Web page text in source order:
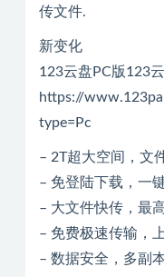
传文件.
新变化
123云盘PC版123
https://
type=Pc
– 2T超大空间，文
– 免登陆下载，一
– 大文件快传，最
– 免费极速传输，
– 数据安全，多副